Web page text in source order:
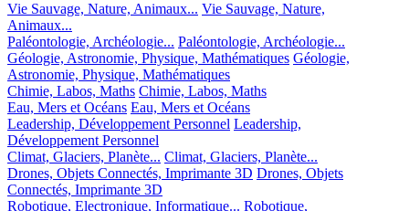
Vie Sauvage, Nature, Animaux... Vie Sauvage, Nature,
Animaux...
Paléontologie, Archéologie... Paléontologie, Archéologie...
Géologie, Astronomie, Physique, Mathématiques Géologie,
Astronomie, Physique, Mathématiques
Chimie, Labos, Maths Chimie, Labos, Maths
Eau, Mers et Océans Eau, Mers et Océans
Leadership, Développement Personnel Leadership,
Développement Personnel
Climat, Glaciers, Planète... Climat, Glaciers, Planète...
Drones, Objets Connectés, Imprimante 3D Drones, Objets
Connectés, Imprimante 3D
Robotique, Electronique, Informatique... Robotique,